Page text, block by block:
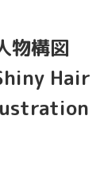
物構図
Hair